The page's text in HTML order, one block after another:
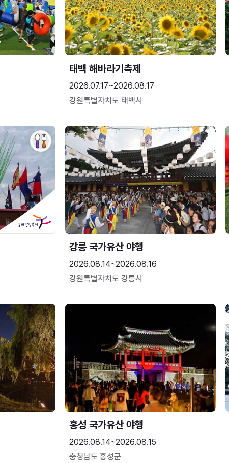
태백 해바라기축제
2026.07.17~2026.08.17
강원특별자치도 태백시
강릉 국가유산 야행
2026.08.14~2026.08.16
강원특별자치도 강릉시
홍성 국가유산 야행
2026.08.14~2026.08.15
충청남도 홍성군